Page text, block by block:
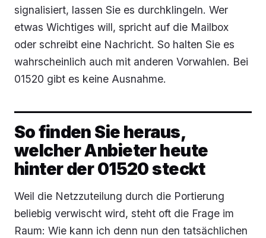
signalisiert, lassen Sie es durchklingeln. Wer
etwas Wichtiges will, spricht auf die Mailbox
oder schreibt eine Nachricht. So halten Sie es
wahrscheinlich auch mit anderen Vorwahlen. Bei
01520 gibt es keine Ausnahme.
So finden Sie heraus,
welcher Anbieter heute
hinter der 01520 steckt
Weil die Netzzuteilung durch die Portierung
beliebig verwischt wird, steht oft die Frage im
Raum: Wie kann ich denn nun den tatsächlichen